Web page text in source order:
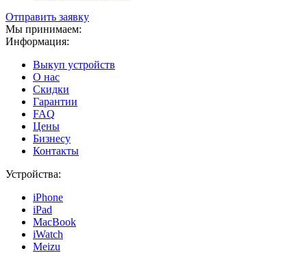
Отправить заявку
Мы принимаем:
Информация:
Выкуп устройств
О нас
Скидки
Гарантии
FAQ
Цены
Бизнесу
Контакты
Устройства:
iPhone
iPad
MacBook
iWatch
Meizu